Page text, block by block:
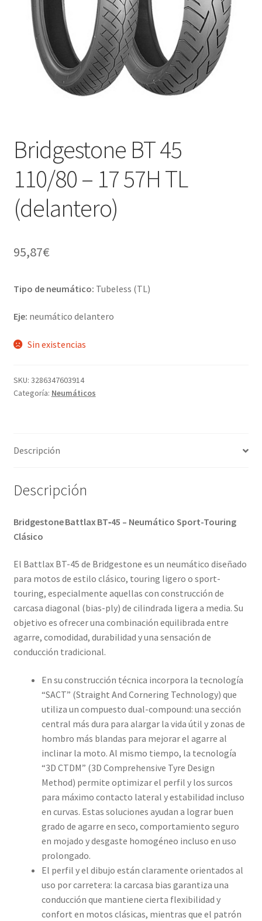
Bridgestone BT 45
110/80 – 17 57H TL
(delantero)
95,87€
Tipo de neumático: Tubeless (TL)
Eje: neumático delantero
Sin existencias
SKU: 3286347603914
Categoría: Neumáticos
Descripción
Descripción
Bridgestone Battlax BT‑45 – Neumático Sport-Touring
Clásico
El Battlax BT-45 de Bridgestone es un neumático diseñado
para motos de estilo clásico, touring ligero o sport-
touring, especialmente aquellas con construcción de
carcasa diagonal (bias-ply) de cilindrada ligera a media. Su
objetivo es ofrecer una combinación equilibrada entre
agarre, comodidad, durabilidad y una sensación de
conducción tradicional.
En su construcción técnica incorpora la tecnología
“SACT” (Straight And Cornering Technology) que
utiliza un compuesto dual-compound: una sección
central más dura para alargar la vida útil y zonas de
hombro más blandas para mejorar el agarre al
inclinar la moto. Al mismo tiempo, la tecnología
“3D CTDM” (3D Comprehensive Tyre Design
Method) permite optimizar el perfil y los surcos
para máximo contacto lateral y estabilidad incluso
en curvas. Estas soluciones ayudan a lograr buen
grado de agarre en seco, comportamiento seguro
en mojado y desgaste homogéneo incluso en uso
prolongado.
El perfil y el dibujo están claramente orientados al
uso por carretera: la carcasa bias garantiza una
conducción que mantiene cierta flexibilidad y
confort en motos clásicas, mientras que el patrón